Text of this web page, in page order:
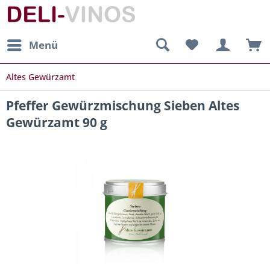
Menü
Altes Gewürzamt
Pfeffer Gewürzmischung Sieben Altes
Gewürzamt 90 g